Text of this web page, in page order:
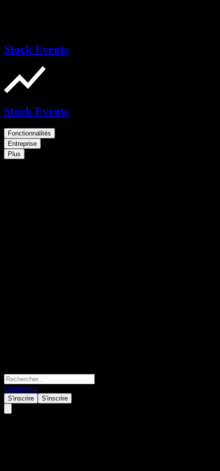
Stock Events
Stock Events
Fonctionnalités
Entreprise
Plus
Connexion
S'inscrire S'inscrire